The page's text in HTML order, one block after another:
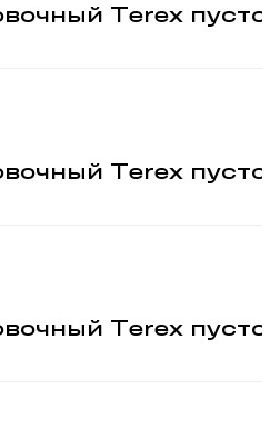
Terex
Terex
Terex